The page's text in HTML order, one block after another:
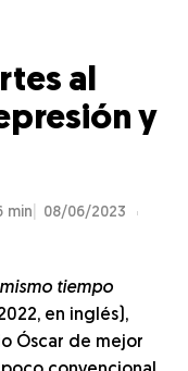
al
y
min
08/06/2023
tiempo
en inglés),
Óscar de mejor